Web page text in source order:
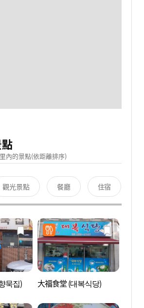
內的景點(依距離排序)
觀光景點 餐廳 住宿
묵집) 大福食堂 (대복식당)